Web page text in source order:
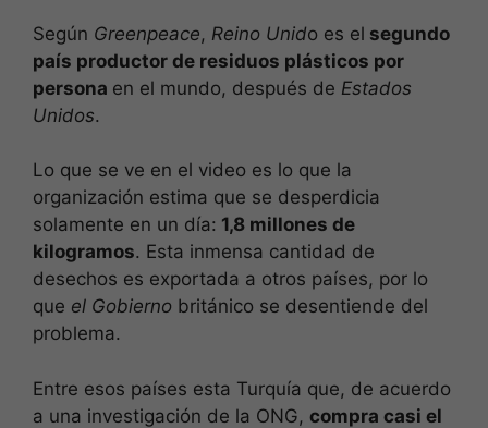
Según Greenpeace, Reino Unido es el segundo
país productor de residuos plásticos por
persona en el mundo, después de Estados
Unidos.
Lo que se ve en el video es lo que la
organización estima que se desperdicia
solamente en un día: 1,8 millones de
kilogramos. Esta inmensa cantidad de
desechos es exportada a otros países, por lo
que el Gobierno británico se desentiende del
problema.
Entre esos países esta Turquía que, de acuerdo
a una investigación de la ONG, compra casi el